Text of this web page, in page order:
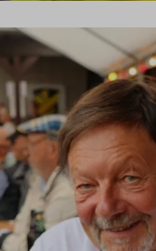
*
Details anzeigen
post-*